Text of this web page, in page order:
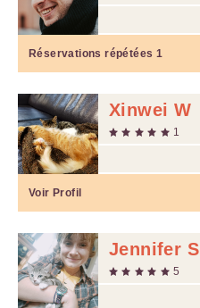
Réservations répétées 1
Xinwei W
1
Voir Profil
Jennifer S
5